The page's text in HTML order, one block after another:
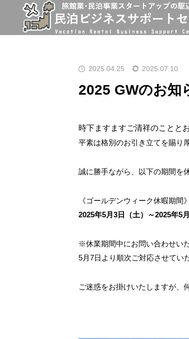
お知らせ 2025 GWの
2025.04.25 2025.07.10
2025 GWのお知
時下ますますご清祥のことと
平素は格別のお引き立てを賜り
誠に勝手ながら、以下の期間を
《ゴールデンウィーク休暇期間》
2025年5月3日（土）～2025年5
※休業期間中にお問い合わせい
5月7日より順次ご対応させてい
ご迷惑をお掛けいたしますが、